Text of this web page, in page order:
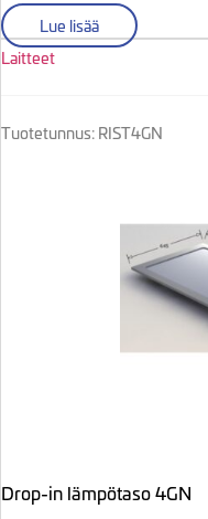
Lue lisää
Laitteet
Tuotetunnus: RIST4GN
Drop-in lämpötaso 4GN